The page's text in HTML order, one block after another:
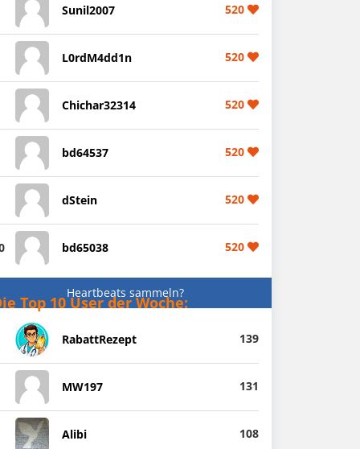
Sunil2007 520
L0rdM4dd1n 520
Chichar32314 520
bd64537 520
dStein 520
bd65038 520
Heartbeats sammeln?
Top 10 User der Woche:
RabattRezept 139
MW197 131
Alibi 108